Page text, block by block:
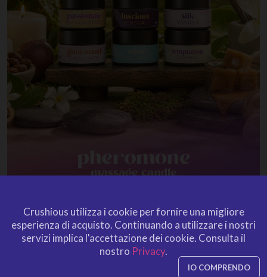
Crushious utilizza i cookie per fornire una migliore
esperienza di acquisto. Continuando a utilizzare i nostri
servizi implica l'accettazione dei cookie. Consulta il
nostro Privacy.
IO COMPRENDO